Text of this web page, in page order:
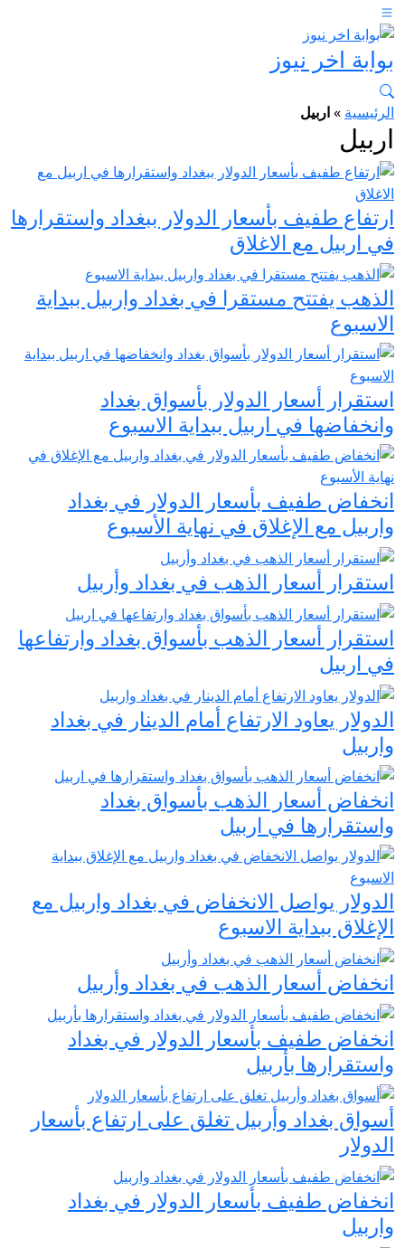
بوابة اخر نيوز
الرئيسية »اربيل
اربيل
ارتفاع طفيف بأسعار الدولار ببغداد واستقرارها
في اربيل مع الاغلاق
الذهب يفتتح مستقرا في بغداد واربيل ببداية
الاسبوع
استقرار أسعار الدولار بأسواق بغداد
وانخفاضها في اربيل ببداية الاسبوع
انخفاض طفيف بأسعار الدولار في بغداد
واربيل مع الإغلاق في نهاية الأسبوع
استقرار أسعار الذهب في بغداد وأربيل
استقرار أسعار الذهب بأسواق بغداد وارتفاعها
في اربيل
الدولار يعاود الارتفاع أمام الدينار في بغداد
واربيل
انخفاض أسعار الذهب بأسواق بغداد
واستقرارها في اربيل
الدولار يواصل الانخفاض في بغداد واربيل مع
الإغلاق ببداية الاسبوع
انخفاض أسعار الذهب في بغداد وأربيل
انخفاض طفيف بأسعار الدولار في بغداد
واستقرارها بأربيل
أسواق بغداد وأربيل تغلق على ارتفاع بأسعار
الدولار
انخفاض طفيف بأسعار الدولار في بغداد
واربيل